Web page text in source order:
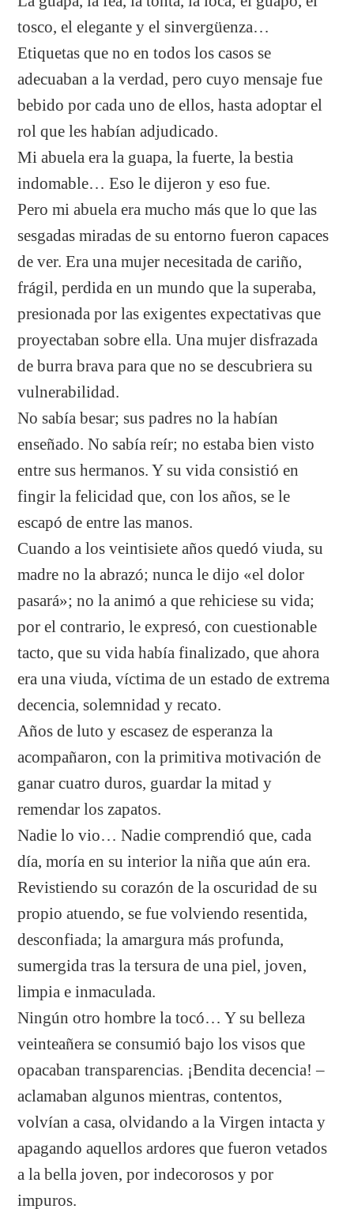
tosco, el elegante y el sinvergüenza…
Etiquetas que no en todos los casos se
adecuaban a la verdad, pero cuyo mensaje fue
bebido por cada uno de ellos, hasta adoptar el
rol que les habían adjudicado.
Mi abuela era la guapa, la fuerte, la bestia
indomable… Eso le dijeron y eso fue.
Pero mi abuela era mucho más que lo que las
sesgadas miradas de su entorno fueron capaces
de ver. Era una mujer necesitada de cariño,
frágil, perdida en un mundo que la superaba,
presionada por las exigentes expectativas que
proyectaban sobre ella. Una mujer disfrazada
de burra brava para que no se descubriera su
vulnerabilidad.
No sabía besar; sus padres no la habían
enseñado. No sabía reír; no estaba bien visto
entre sus hermanos. Y su vida consistió en
fingir la felicidad que, con los años, se le
escapó de entre las manos.
Cuando a los veintisiete años quedó viuda, su
madre no la abrazó; nunca le dijo «el dolor
pasará»; no la animó a que rehiciese su vida;
por el contrario, le expresó, con cuestionable
tacto, que su vida había finalizado, que ahora
era una viuda, víctima de un estado de extrema
decencia, solemnidad y recato.
Años de luto y escasez de esperanza la
acompañaron, con la primitiva motivación de
ganar cuatro duros, guardar la mitad y
remendar los zapatos.
Nadie lo vio… Nadie comprendió que, cada
día, moría en su interior la niña que aún era.
Revistiendo su corazón de la oscuridad de su
propio atuendo, se fue volviendo resentida,
desconfiada; la amargura más profunda,
sumergida tras la tersura de una piel, joven,
limpia e inmaculada.
Ningún otro hombre la tocó… Y su belleza
veinteañera se consumió bajo los visos que
opacaban transparencias. ¡Bendita decencia! –
aclamaban algunos mientras, contentos,
volvían a casa, olvidando a la Virgen intacta y
apagando aquellos ardores que fueron vetados
a la bella joven, por indecorosos y por
impuros.